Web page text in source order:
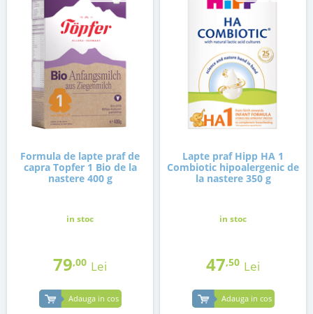
Formula de lapte praf de
capra Topfer 1 Bio de la
nastere 400 g
in stoc
79,00 Lei
Adauga in cos
Lapte praf Hipp HA 1
Combiotic hipoalergenic de
la nastere 350 g
in stoc
47,50 Lei
Adauga in cos